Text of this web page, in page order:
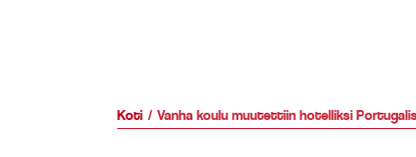
Koti Vanha koulu muutettiin hotelliksi